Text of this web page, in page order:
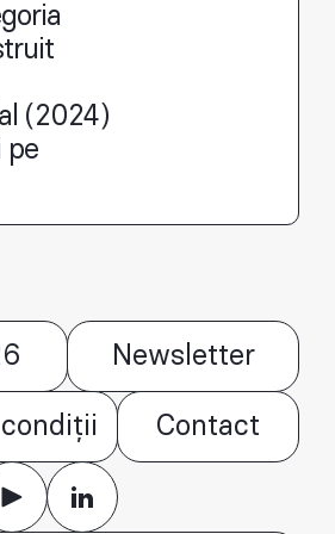
(2024)
pe
Newsletter
condiții Contact